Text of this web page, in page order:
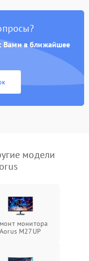
Вами в ближайшее
модели
монитора
Aorus M27UP